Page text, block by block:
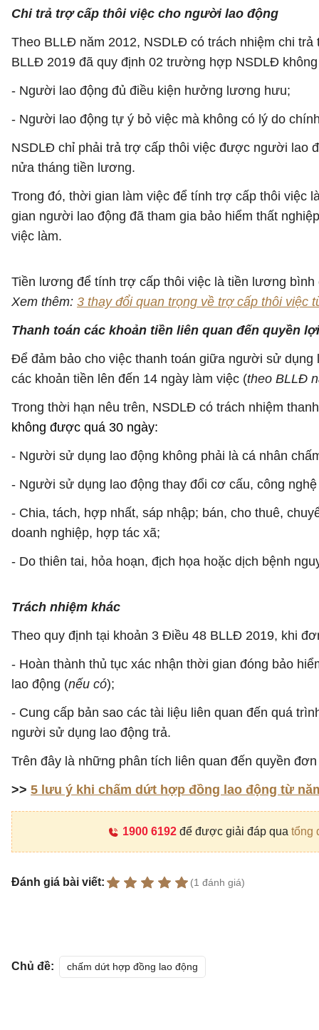
Chi trả trợ cấp thôi việc cho người lao động
Theo BLLĐ năm 2012, NSDLĐ có trách nhiệm chi
BLLĐ 2019 đã quy định 02 trường hợp NSDLĐ
- Người lao động đủ điều kiện hưởng lương hưu;
- Người lao động tự ý bỏ việc mà không có lý do
NSDLĐ chỉ phải trả trợ cấp thôi việc được người lao
nửa tháng tiền lương.
Trong đó, thời gian làm việc để tính trợ cấp thôi
gian người lao động đã tham gia bảo hiểm thất
việc làm.
Tiền lương để tính trợ cấp thôi việc là tiền lương
Xem thêm: 3 thay đổi quan trọng về trợ cấp thôi việc
Thanh toán các khoản tiền liên quan đến quyền
Để đảm bảo cho việc thanh toán giữa người sử
các khoản tiền lên đến 14 ngày làm việc (theo BLLĐ
Trong thời hạn nêu trên, NSDLĐ có trách nhiệm
không được quá 30 ngày:
- Người sử dụng lao động không phải là cá nhân
- Người sử dụng lao động thay đổi cơ cấu, công
- Chia, tách, hợp nhất, sáp nhập; bán, cho thuê,
doanh nghiệp, hợp tác xã;
- Do thiên tai, hỏa hoạn, địch họa hoặc dịch bệnh
Trách nhiệm khác
Theo quy định tại khoản 3 Điều 48 BLLĐ 2019, khi
- Hoàn thành thủ tục xác nhận thời gian đóng bảo
lao động (nếu có);
- Cung cấp bản sao các tài liệu liên quan đến quá
người sử dụng lao động trả.
Trên đây là những phân tích liên quan đến quyền
>> 5 lưu ý khi chấm dứt hợp đồng lao động từ
1900 6192để được giải đáp qua tổng
Đánh giá bài viết: (1 đánh giá)
Chủ đề: chấm dứt hợp đồng lao động